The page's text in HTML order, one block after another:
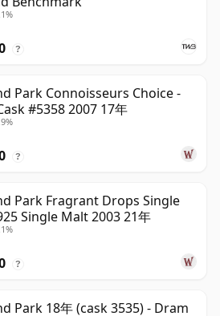
?
Park Connoisseurs Choice -
#5358 2007 17年
?
Park Fragrant Drops Single
Single Malt 2003 21年
?
Park 18年 (cask 3535) - Dram